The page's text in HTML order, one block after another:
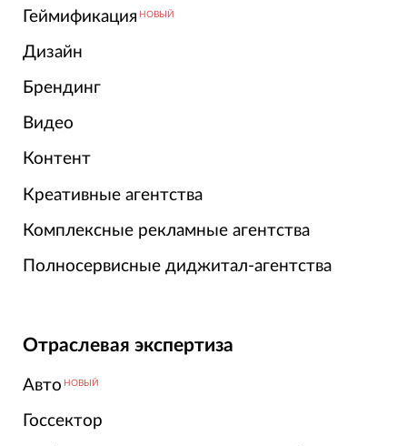
Геймификация НОВЫЙ
Дизайн
Брендинг
Видео
Контент
Креативные агентства
Комплексные рекламные агентства
Полносервисные диджитал-агентства
Отраслевая экспертиза
Авто НОВЫЙ
Госсектор